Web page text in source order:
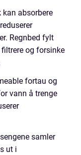
kan absorbere
Regnbed fylt
og forsinke
fortau og
vann å trenge
samler
ut i